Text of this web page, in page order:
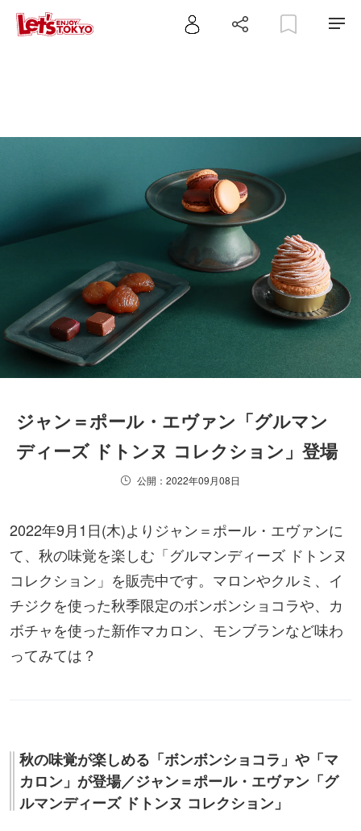
ジャン＝ポール・エヴァン「グルマン
ディーズ ドトンヌ コレクション」登場
公開：2022年09月08日
2022年9月1日(木)よりジャン＝ポール・エヴァンに
て、秋の味覚を楽しむ「グルマンディーズ ドトンヌ
コレクション」を販売中です。マロンやクルミ、イ
チジクを使った秋季限定のボンボンショコラや、カ
ボチャを使った新作マカロン、モンブランなど味わ
ってみては？
秋の味覚が楽しめる「ボンボンショコラ」や「マ
カロン」が登場／ジャン＝ポール・エヴァン「グ
ルマンディーズ ドトンヌ コレクション」